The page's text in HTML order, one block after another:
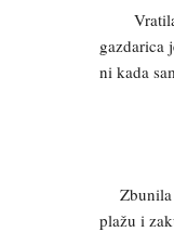
Vratila
gazdarica
ni kada
Zbunila
plažu i